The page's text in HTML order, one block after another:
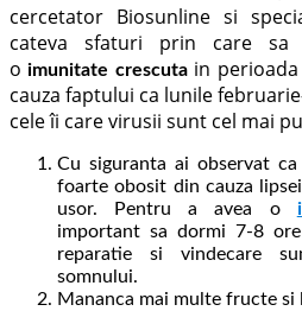
cercetator Biosunline si
cateva sfaturi prin care
oimunitate crescutain perioada
cauza faptului ca lunile
cele îi care virusii sunt cel mai
Cu siguranta ai observat
foarte obosit din cauza
usor. Pentru a avea o
important sa dormi 7-8
reparatie si vindecare
somnului.
Mananca mai multe fructe si